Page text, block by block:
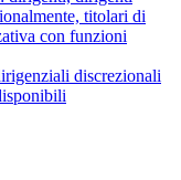
titolari di
con funzioni
discrezionali